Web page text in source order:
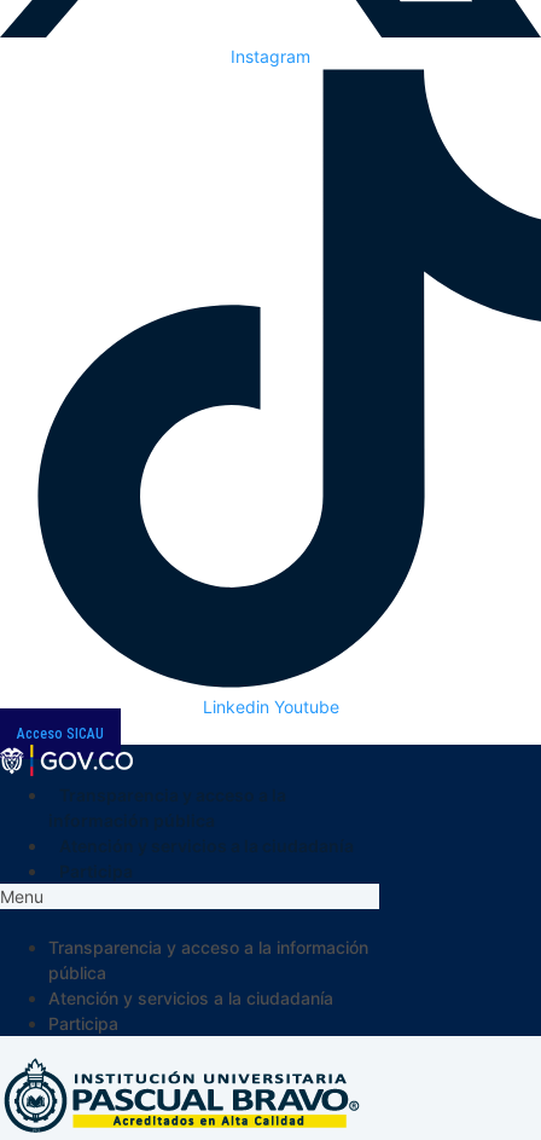
Instagram
Linkedin Youtube
Acceso SICAU
Menu
Transparencia y acceso a la información
pública
Atención y servicios a la ciudadanía
Participa